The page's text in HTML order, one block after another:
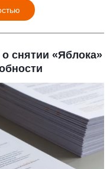
снятии «Яблока»